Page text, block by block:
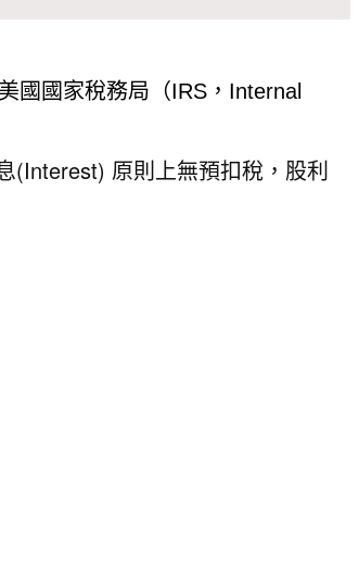
美國國家稅務局（IRS，Internal
(Interest) 原則上無預扣稅，股利